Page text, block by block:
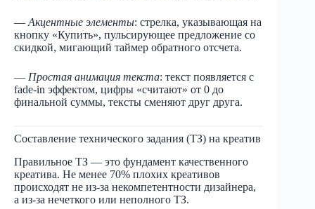
— Акцентные элементы: стрелка, указывающая на
кнопку «Купить», пульсирующее предложение со
скидкой, мигающий таймер обратного отсчета.
— Простая анимация текста: текст появляется с
fade-in эффектом, цифры «считают» от 0 до
финальной суммы, тексты сменяют друг друга.
Составление технического задания (ТЗ) на креатив
Правильное ТЗ — это фундамент качественного
креатива. Не менее 70% плохих креативов
происходят не из-за некомпетентности дизайнера,
а из-за нечеткого или неполного ТЗ.